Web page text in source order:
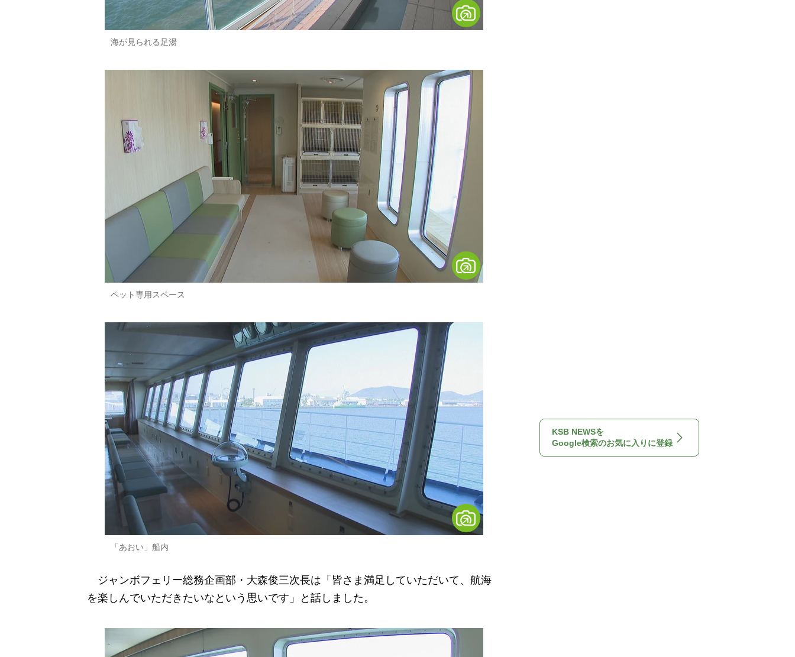
海が見られる足湯
ペット専用スペース
「あおい」船内
ジャンボフェリー総務企画部・大森俊三次長は「皆さま満足していただいて、航海
を楽しんでいただきたいなという思いです」と話しました。
KSB NEWSを
Google検索のお気に入りに登録